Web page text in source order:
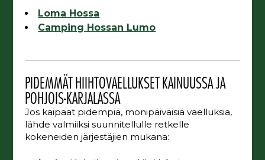
Loma Hossa
Camping Hossan Lumo
PIDEMMÄT HIIHTOVAELLUKSET KAINUUSSA JA
POHJOIS-KARJALASSA
Jos kaipaat pidempiä, monipäiväisiä vaelluksia,
lähde valmiiksi suunnitellulle retkelle
kokeneiden järjestäjien mukana: